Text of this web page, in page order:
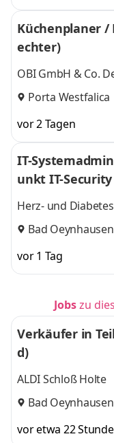
Küchenplaner /
echter)
OBI GmbH & Co.
Porta Westfalica
vor 2 Tagen
IT-
unkt IT-Security
Herz- und
Westfalen
Bad Oeynhausen
vor 1 Tag
Jobszu
Verkäufer in
d)
ALDI Schloß Holte
Bad Oeynhausen
vor etwa 22